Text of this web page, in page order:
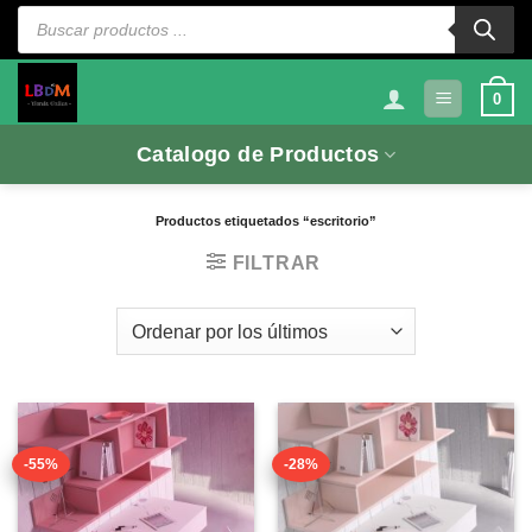
Saltar
Búsqueda
productos
0
Catalogo de Productos
Productos etiquetados “escritorio”
FILTRAR
-55% -28%